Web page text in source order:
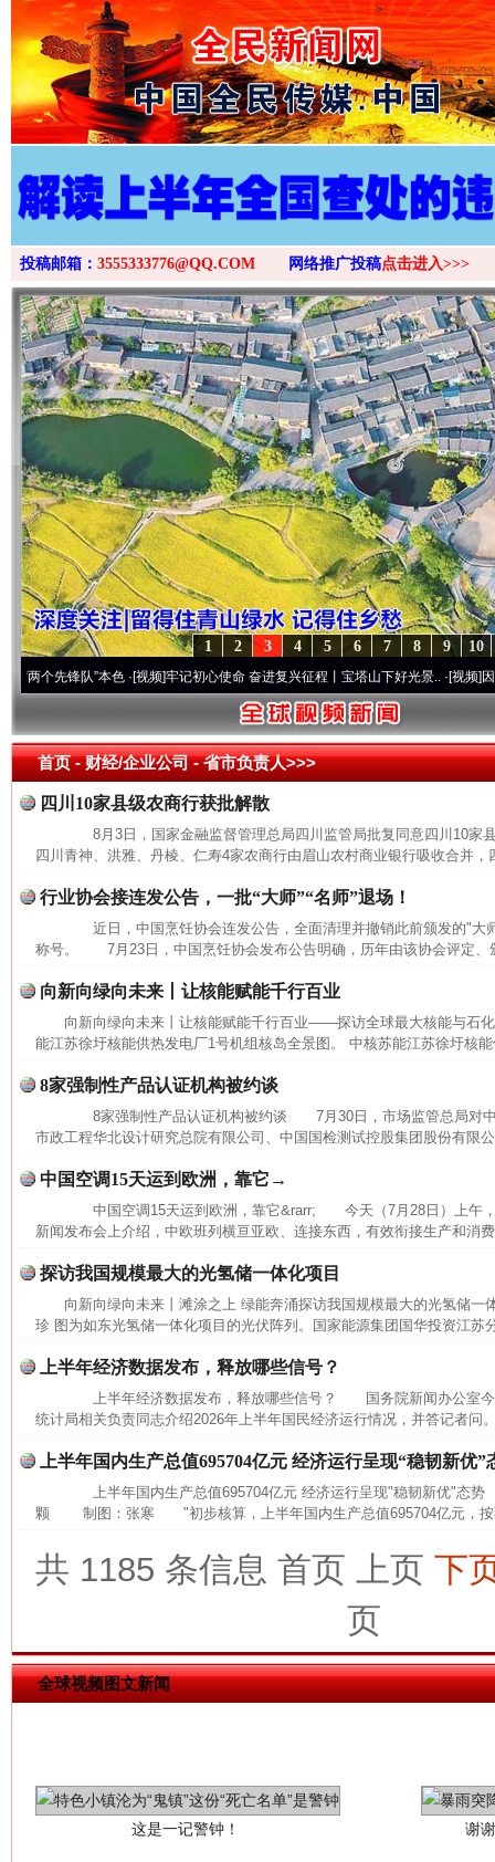
>
投稿邮箱： 3555333776@QQ.COM 网络推广投稿点击进入>>>
10
9
8
7
6
5
4
3
2
1
先锋队”本色·[视频]牢记初心使命 奋进复兴征程丨宝塔山下好光景..·[视频]因党而生
首页- 财经/企业公司 -省市负责人>>>
四川10家县级农商行获批解散
8月3日，国家金融监督管理总局四川监管局批复同意四川10
四川青神、洪雅、丹棱、仁寿4家农商行由眉山农村商业银行吸收合并
行业协会接连发公告，一批“大师”“名师”退场！
近日，中国烹饪协会连发公告，全面清理并撤销此前颁发的"大
称号。 7月23日，中国烹饪协会发布公告明确，历年由该协会评定、
向新向绿向未来丨让核能赋能千行百业
向新向绿向未来丨让核能赋能千行百业——探访全球最大核能与石
能江苏徐圩核能供热发电厂1号机组核岛全景图。 中核苏能江苏徐圩核
8家强制性产品认证机构被约谈
8家强制性产品认证机构被约谈 7月30日，市场监管总局对中
市政工程华北设计研究总院有限公司、中国国检测试控股集团股份有限
中国空调15天运到欧洲，靠它→
中国空调15天运到欧洲，靠它&rarr; 今天（7月28日）上午，
新闻发布会上介绍，中欧班列横亘亚欧、连接东西，有效衔接生产和消
探访我国规模最大的光氢储一体化项目
向新向绿向未来丨滩涂之上 绿能奔涌探访我国规模最大的光氢储一
珍 图为如东光氢储一体化项目的光伏阵列。国家能源集团国华投资
上半年经济数据发布，释放哪些信号？
上半年经济数据发布，释放哪些信号？ 国务院新闻办公室今
统计局相关负责同志介绍2026年上半年国民经济运行情况，并答记者问
上半年国内生产总值695704亿元 经济运行呈现“稳韧新优”
上半年国内生产总值695704亿元 经济运行呈现"稳韧新优"态
颗 制图：张寒 "初步核算，上半年国内生产总值695704亿元，按
共 1185 条信息 首页 上页 下
页
全球视频图文新闻